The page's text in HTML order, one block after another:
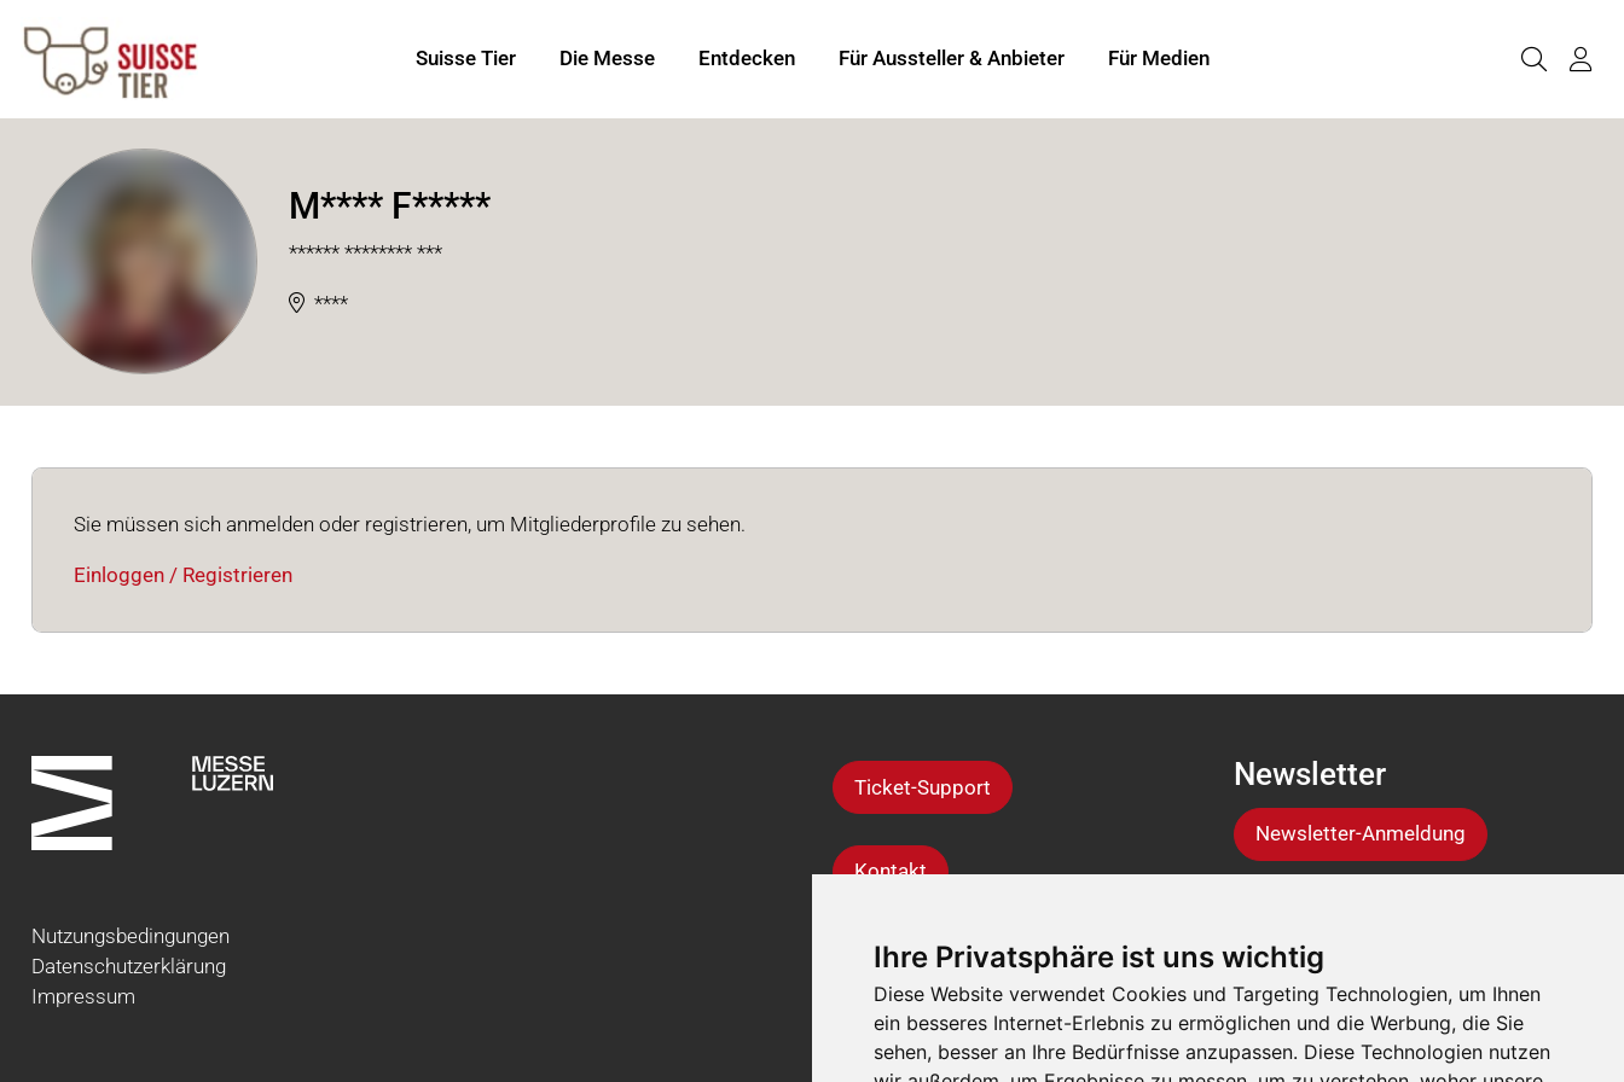
Ihre Privatsphäre ist uns wichtig
Diese Website verwendet Cookies und Targeting Technologien, um Ihnen
ein besseres Internet-Erlebnis zu ermöglichen und die Werbung, die Sie
sehen, besser an Ihre Bedürfnisse anzupassen. Diese Technologien nutzen
Suisse Tier Die Messe Entdecken Für Aussteller & Anbieter Für Medien
M**** F*****
****** ******** ***
****
Sie müssen sich anmelden oder registrieren, um Mitgliederprofile zu sehen.
Einloggen / Registrieren
Nutzungsbedingungen
Datenschutzerklärung
Impressum
Ticket-Support
Kontakt
Newsletter
Newsletter-Anmeldung
Folgen Sie der Suisse
Tier